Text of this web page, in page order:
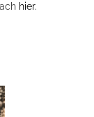
hier.